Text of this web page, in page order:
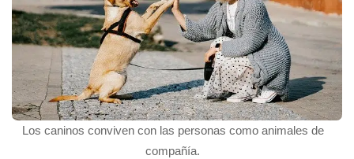
Los caninos conviven con las personas como animales de
compañía.